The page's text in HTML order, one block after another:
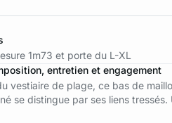
1m73 et porte du L-XL
entretien et engagement
vestiaire de plage, ce bas de
se distingue par ses liens tressés.